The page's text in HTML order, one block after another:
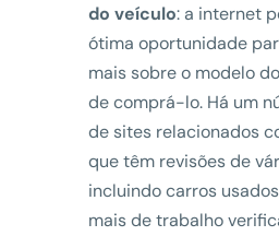
do veículo: a internet
ótima oportunidade
mais sobre o modelo
de comprá-lo. Há um
de sites relacionados
que têm revisões de
incluindo carros
mais de trabalho